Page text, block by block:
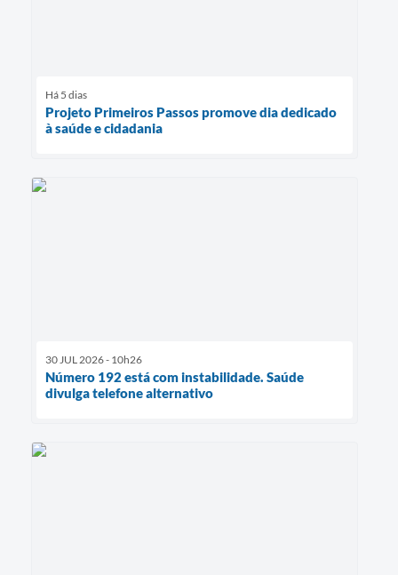
Há 5 dias
Projeto Primeiros Passos promove dia dedicado
à saúde e cidadania
30 JUL 2026 - 10h26
Número 192 está com instabilidade. Saúde
divulga telefone alternativo